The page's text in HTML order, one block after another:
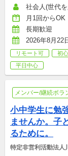
社会人(世代
月1回からOK
長期歓迎
2026年8月22
リモート可 初
平日中心
メンバー/継続ボラ
小中学生に勉
ませんか。子
るために。
特定非営利活動法人